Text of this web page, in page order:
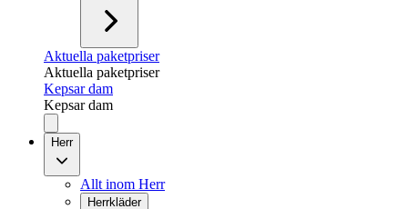
Aktuella paketpriser
Aktuella paketpriser
Kepsar dam
Kepsar dam
Herr
Allt inom Herr
Herrkläder